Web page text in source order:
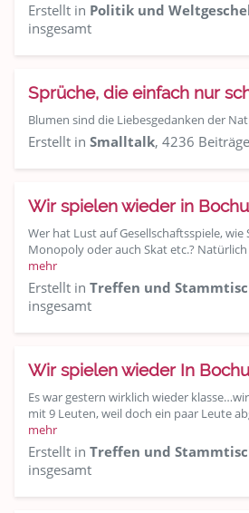
Erstellt in Politik und
insgesamt
Sprüche, die einfach nur
Blumen sind die Liebesgedanken der
Erstellt in Smalltalk, 4236
Wir spielen wieder in
Wer hat Lust auf Gesellschaftsspiele, wie
Monopoly oder auch Skat etc.?
mehr
Erstellt in Treffen und
insgesamt
Wir spielen wieder In
Es war gestern wirklich wieder
mit 9 Leuten, weil doch ein paar Leute
mehr
Erstellt in Treffen und
insgesamt